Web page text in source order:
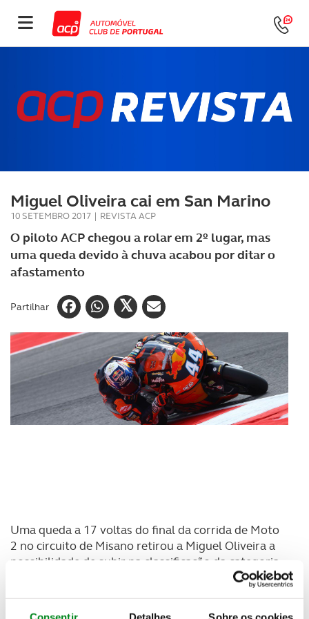
Miguel Oliveira cai em San Marino
10 SETEMBRO 2017 | REVISTA ACP
O piloto ACP chegou a rolar em 2º lugar, mas
uma queda devido à chuva acabou por ditar o
afastamento
Partilhar
Uma queda a 17 voltas do final da corrida de Moto
2 no circuito de Misano retirou a Miguel Oliveira a
possibilidade de subir na classificação da categoria
Moto 2, continuando no entanto a manter o 4º
estava na altura da queda, no 3º lugar e a lutar pela